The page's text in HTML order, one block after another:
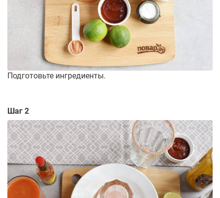
Подготовьте ингредиенты.
Шаг 2